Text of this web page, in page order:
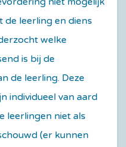
de leerling en diens
welke
is bij de
de leerling. Deze
individueel van aard
leerlingen niet als
(er kunnen